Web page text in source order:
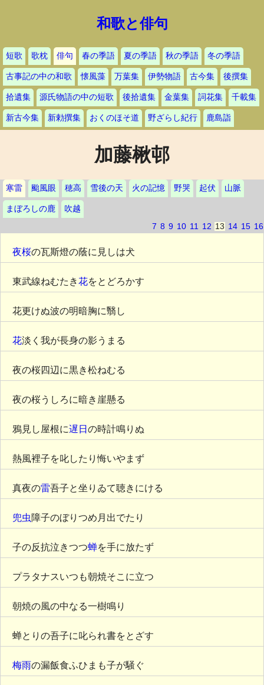
和歌と俳句
短歌 歌枕 俳句 春の季語 夏の季語 秋の季語 冬の季語
古事記の中の和歌 懐風藻 万葉集 伊勢物語 古今集 後撰集
拾遺集 源氏物語の中の短歌 後拾遺集 金葉集 詞花集 千載集
新古今集 新勅撰集 おくのほそ道 野ざらし紀行 鹿島詣
加藤楸邨
寒雷 颱風眼 穂高 雪後の天 火の記憶 野哭 起伏 山脈
まぼろしの鹿
吹越
7 8 9 10 11 12 13 14 15 16
夜桜の瓦斯燈の蔭に見しは犬
東武線ねむたき花をとどろかす
花更けぬ波の明暗胸に翳し
花淡く我が長身の影うまる
夜の桜四辺に黒き松ねむる
夜の桜うしろに暗き崖懸る
鴉見し屋根に遅日 の時計鳴りぬ
熱風裡子を叱したり悔いやまず
真夜の雷吾子と坐りゐて聴きにける
兜虫障子のぼりつめ月出でたり
子の反抗泣きつつ蝉を手に放たず
プラタナスいつも朝焼そこに立つ
朝焼の風の中なる一樹鳴り
蝉とりの吾子に叱られ書をとざす
梅雨の漏飯食ふひまも子が騒ぐ